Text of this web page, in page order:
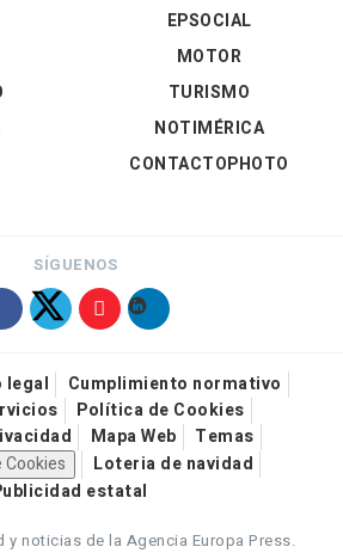
EPSOCIAL
MOTOR
TURISMO
NOTIMÉRICA
CONTACTOPHOTO
SÍGUENOS
legal
Cumplimiento normativo
Política de Cookies
Mapa Web
Temas
Loteria de navidad
estatal
y noticias de la Agencia Europa Press.